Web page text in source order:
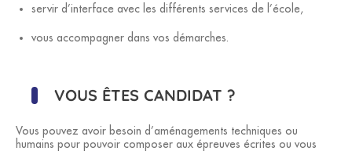
servir d’interface avec les différents services de l’école,
vous accompagner dans vos démarches.
VOUS ÊTES CANDIDAT ?
Vous pouvez avoir besoin d’aménagements techniques ou
humains pour pouvoir composer aux épreuves écrites ou vous